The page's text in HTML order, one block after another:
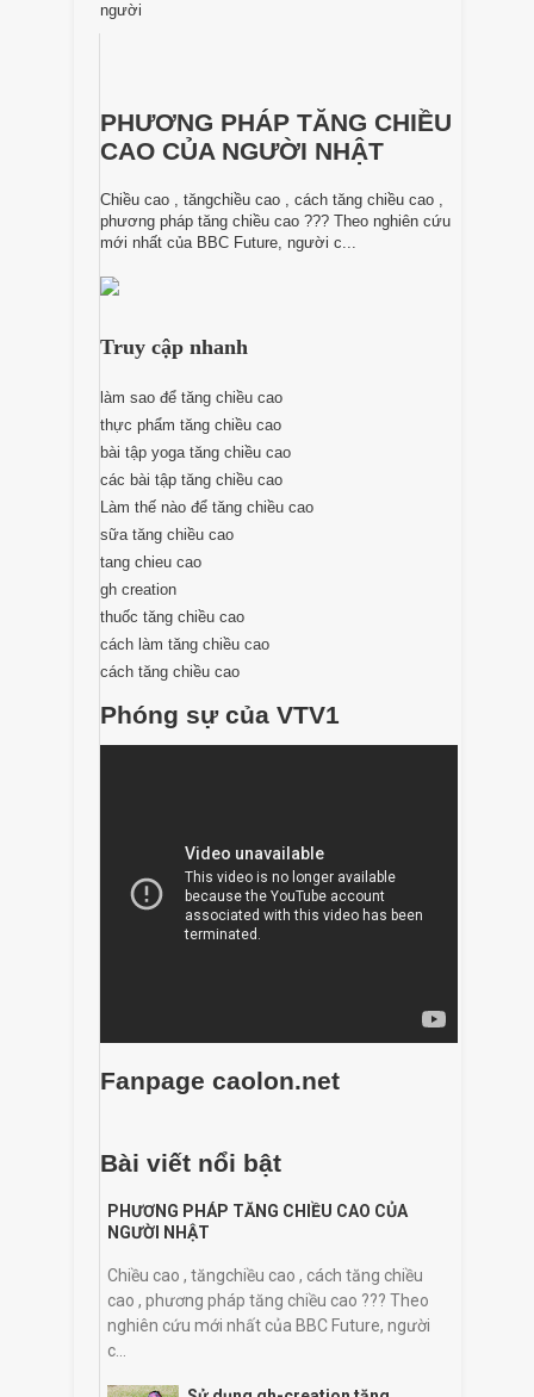
người
PHƯƠNG PHÁP TĂNG CHIỀU
CAO CỦA NGƯỜI NHẬT
Chiều cao , tăngchiều cao , cách tăng chiều cao ,
phương pháp tăng chiều cao ??? Theo nghiên cứu
mới nhất của BBC Future, người c...
Truy cập nhanh
làm sao để tăng chiều cao
thực phẩm tăng chiều cao
bài tập yoga tăng chiều cao
các bài tập tăng chiều cao
Làm thế nào để tăng chiều cao
sữa tăng chiều cao
tang chieu cao
gh creation
thuốc tăng chiều cao
cách làm tăng chiều cao
cách tăng chiều cao
Phóng sự của VTV1
Fanpage caolon.net
Bài viết nổi bật
PHƯƠNG PHÁP TĂNG CHIỀU CAO CỦA
NGƯỜI NHẬT
Chiều cao , tăngchiều cao , cách tăng chiều
cao , phương pháp tăng chiều cao ??? Theo
nghiên cứu mới nhất của BBC Future, người
c...